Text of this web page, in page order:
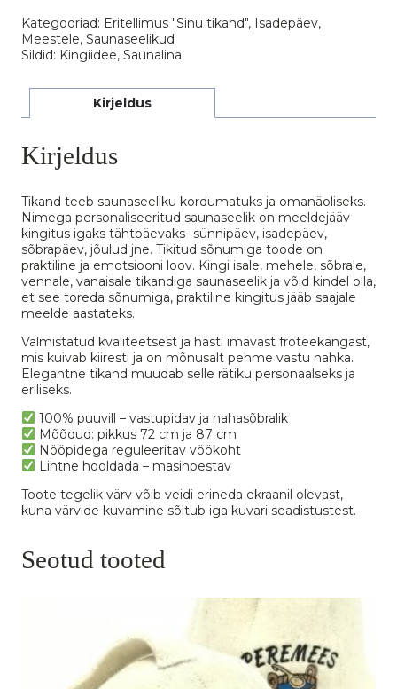
oma"
kogus
Kategooriad: Eritellimus "Sinu tikand", Isadepäev,
Meestele, Saunaseelikud
Sildid: Kingiidee, Saunalina
Kirjeldus
Kirjeldus
Tikand teeb saunaseeliku kordumatuks ja omanäoliseks.
Nimega personaliseeritud saunaseelik on meeldejääv
kingitus igaks tähtpäevaks- sünnipäev, isadepäev,
sõbrapäev, jõulud jne. Tikitud sõnumiga toode on
praktiline ja emotsiooni loov. Kingi isale, mehele, sõbrale,
vennale, vanaisale tikandiga saunaseelik ja võid kindel olla,
et see toreda sõnumiga, praktiline kingitus jääb saajale
meelde aastateks.
Valmistatud kvaliteetsest ja hästi imavast froteekangast,
mis kuivab kiiresti ja on mõnusalt pehme vastu nahka.
Elegantne tikand muudab selle rätiku personaalseks ja
eriliseks.
100% puuvill – vastupidav ja nahasõbralik
Mõõdud: pikkus 72 cm ja 87 cm
Nööpidega reguleeritav vöökoht
Lihtne hooldada – masinpestav
Toote tegelik värv võib veidi erineda ekraanil olevast,
kuna värvide kuvamine sõltub iga kuvari seadistustest.
Seotud tooted